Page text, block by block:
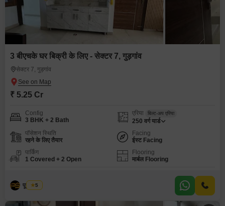
3 बीएचके घर बिक्री के लिए - सेक्टर 7, गुड़गांव
सेक्टर 7, गुड़गांव
₹ 5.25 Cr
Config
3 BHK + 2 Bath
एरिया बिल्ट-अप एरिया
250 वर्ग यार्ड
पॉसेशन स्थिति
रहने के लिए तैयार
Facing
ईस्ट Facing
पार्किंग
1 Covered + 2 Open
Flooring
मार्बल Flooring
पूनम सैनी
5